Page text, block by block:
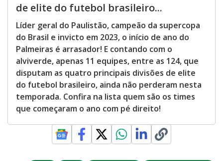
de elite do futebol brasileiro...
Líder geral do Paulistão, campeão da supercopa
do Brasil e invicto em 2023, o início de ano do
Palmeiras é arrasador! E contando com o
alviverde, apenas 11 equipes, entre as 124, que
disputam as quatro principais divisões de elite
do futebol brasileiro, ainda não perderam nesta
temporada. Confira na lista quem são os times
que começaram o ano com pé direito!